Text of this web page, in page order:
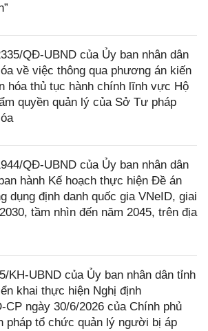
QĐ-UBND của Ủy ban nhân dân
về việc thông qua phương án kiến
hóa thủ tục hành chính lĩnh vực Hộ
quyền quản lý của Sở Tư pháp
QĐ-UBND của Ủy ban nhân dân
hành Kế hoạch thực hiện Đề án
dụng định danh quốc gia VNeID, giai
tầm nhìn đến năm 2045, trên địa
KH-UBND của Ủy ban nhân dân tỉnh
khai thực hiện Nghị định
CP ngày 30/6/2026 của Chính phủ
pháp tổ chức quản lý người bị áp